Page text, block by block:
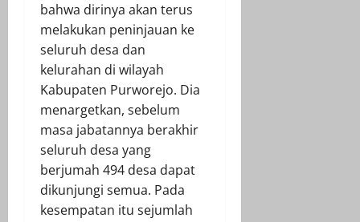
bahwa dirinya akan terus
melakukan peninjauan ke
seluruh desa dan
kelurahan di wilayah
Kabupaten Purworejo. Dia
menargetkan, sebelum
masa jabatannya berakhir
seluruh desa yang
berjumah 494 desa dapat
dikunjungi semua. Pada
kesempatan itu sejumlah